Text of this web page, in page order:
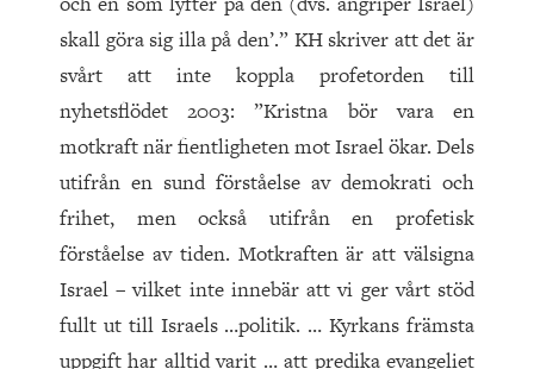
skall göra sig illa på den’.” KH skriver att det är
svårt att inte koppla profetorden till
nyhetsflödet 2003: ”Kristna bör vara en
motkraft när fientligheten mot Israel ökar. Dels
utifrån en sund förståelse av demokrati och
frihet, men också utifrån en profetisk
förståelse av tiden. Motkraften är att välsigna
Israel – vilket inte innebär att vi ger vårt stöd
fullt ut till Israels …politik. … Kyrkans främsta
uppgift har alltid varit … att predika evangeliet